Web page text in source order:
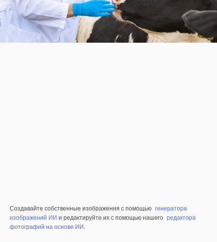
Создавайте собственные изображения с помощью генератора
изображений ИИ и редактируйте их с помощью нашего редактора
фотографий на основе ИИ.